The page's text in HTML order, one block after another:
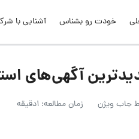
خودت رو بشناس آشنایی با
آگهی‌های استخدام
جاب ویژن زمان مطالعه: 1دقیقه